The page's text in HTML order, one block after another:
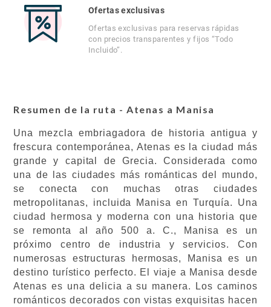
Ofertas exclusivas
Ofertas exclusivas para reservas rápidas
con precios transparentes y fijos “Todo
Incluido”.
Resumen de la ruta - Atenas a Manisa
Una mezcla embriagadora de historia antigua y
frescura contemporánea, Atenas es la ciudad más
grande y capital de Grecia. Considerada como
una de las ciudades más románticas del mundo,
se conecta con muchas otras ciudades
metropolitanas, incluida Manisa en Turquía. Una
ciudad hermosa y moderna con una historia que
se remonta al año 500 a. C., Manisa es un
próximo centro de industria y servicios. Con
numerosas estructuras hermosas, Manisa es un
destino turístico perfecto. El viaje a Manisa desde
Atenas es una delicia a su manera. Los caminos
románticos decorados con vistas exquisitas hacen